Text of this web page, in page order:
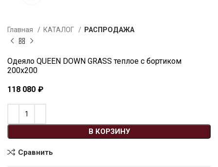
Главная КАТАЛОГ РАСПРОДАЖА
Одеяло QUEEN DOWN GRASS теплое с бортиком
200х200
118 080 ₽
В КОРЗИНУ
Сравнить